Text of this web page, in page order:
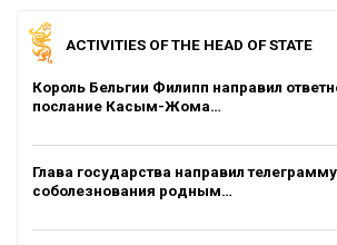
ACTIVITIES OF THE HEAD OF STATE
Король Бельгии Филипп направил
послание Касым-Жома…
Глава государства направил телеграмму
соболезнования родным…